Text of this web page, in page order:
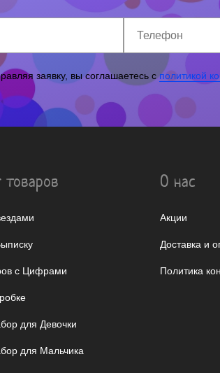
заявку, вы соглашаетесь сполитикой
товаров
с Цифрами
для Девочки
для Мальчика
О нас
Акции
Доставка и
Политика